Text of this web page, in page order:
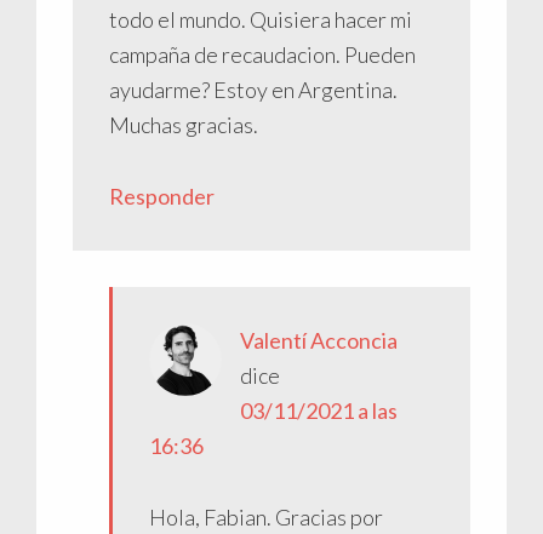
todo el mundo. Quisiera hacer mi
campaña de recaudacion. Pueden
ayudarme? Estoy en Argentina.
Muchas gracias.
Responder
Valentí Acconcia
dice
03/11/2021 a las
16:36
Hola, Fabian. Gracias por